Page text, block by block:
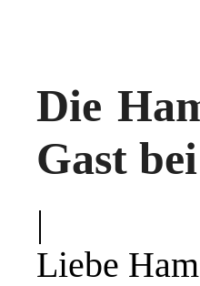
Die
Gast
|
Liebe